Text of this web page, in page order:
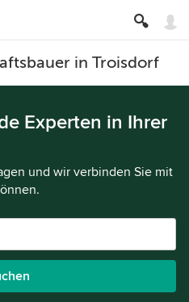
in Troisdorf
Experten in Ihrer
und wir verbinden Sie mit